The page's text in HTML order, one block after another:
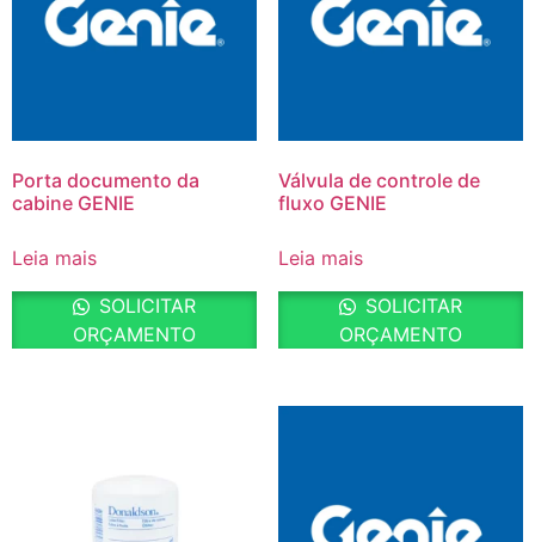
Porta documento da
cabine GENIE
Leia mais
SOLICITAR
ORÇAMENTO
Válvula de controle de
fluxo GENIE
Leia mais
SOLICITAR
ORÇAMENTO